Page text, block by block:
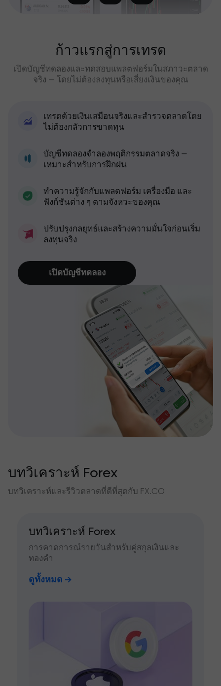
ก้าวแรกสู่การเทรด
เปิดบัญชีทดลองและทดสอบแพลตฟอร์มในสภาวะตลาด
จริง — โดยไม่ต้องลงทุนหรือเสี่ยงเงินของคุณ
เทรดด้วยเงินเสมือนจริงและสำรวจตลาดโดย
ไม่ต้องกลัวการขาดทุน
บัญชีทดลองจำลองพฤติกรรมตลาดจริง —
เหมาะสำหรับการฝึกฝน
ทำความรู้จักกับแพลตฟอร์ม เครื่องมือ และ
ฟังก์ชันต่าง ๆ ตามจังหวะของคุณ
ปรับปรุงกลยุทธ์และสร้างความมั่นใจก่อนเริ่ม
ลงทุนจริง
เปิดบัญชีทดลอง
บทวิเคราะห์ Forex
บทวิเคราะห์และรีวิวตลาดที่ดีที่สุดกับ FX.CO
บทวิเคราะห์ Forex
การคาดการณ์รายวันสำหรับคู่สกุลเงินและ
ทองคำ
ดูทั้งหมด